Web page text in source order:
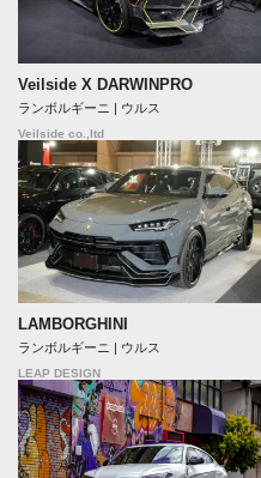
Veilside X DARWINPRO
ランボルギーニ | ウルス
Veilside co.,ltd
LAMBORGHINI
ランボルギーニ | ウルス
LEAP DESIGN